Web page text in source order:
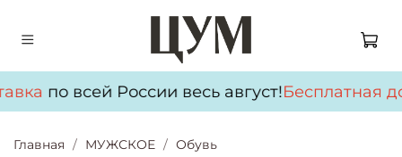
по всей России весь август!Бесплатная
Главная МУЖСКОЕ Обувь